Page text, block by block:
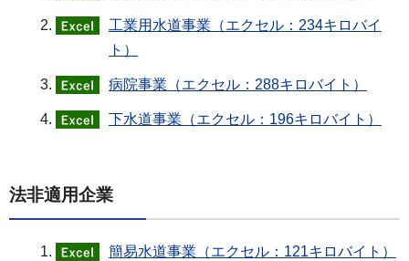
工業用水道事業（エクセル：234キロバイ
ト）
病院事業（エクセル：288キロバイト）
下水道事業（エクセル：196キロバイト）
法非適用企業
簡易水道事業（エクセル：121キロバイト）